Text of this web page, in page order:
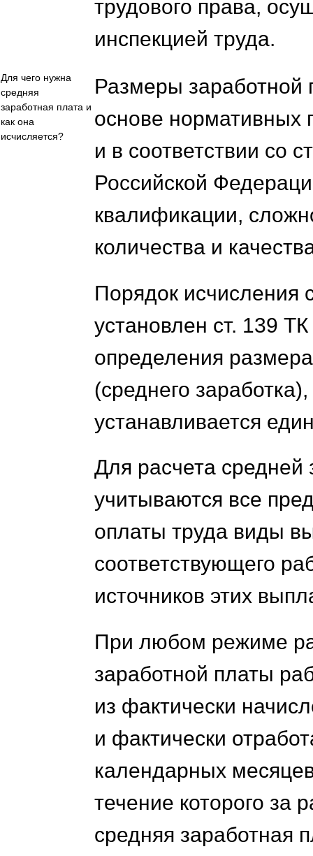
трудового права,
инспекцией труда.
Для чего нужна
средняя
заработная плата и
как она
исчисляется?
Размеры заработной
основе нормативных
и в соответствии со
Российской
квалификации,
количества и
Порядок исчисления
установлен ст. 139
определения
(среднего
устанавливается
Для расчета средней
учитываются все
оплаты труда виды
соответствующего
источников этих
При любом режиме
заработной платы
из фактически
и фактически
календарных
течение которого за
средняя заработная